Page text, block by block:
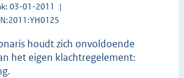
03-01-2011
houdt zich onvoldoende
het eigen klachtregelement: